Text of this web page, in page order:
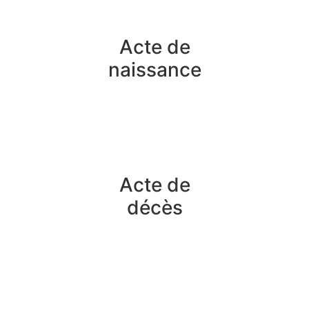
Acte de
naissance
Acte de
décès